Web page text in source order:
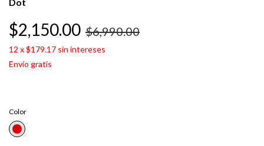
$2,150.00 $6,990.00
12 x$179.17 sin intereses
Envío gratis
Color